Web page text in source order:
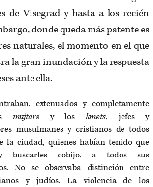
de Visegrad y hasta a los recién
donde queda más patente es
naturales, el momento en el que
la gran inundación y la respuesta
ante ella.
extenuados y completamente
mujtars y los kmets, jefes y
musulmanes y cristianos de todos
la ciudad, quienes habían tenido que
buscarles cobijo, a todos sus
No se observaba distinción entre
y judíos. La violencia de los